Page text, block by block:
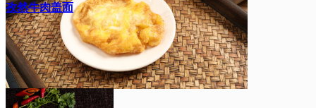
孜然牛肉盖面